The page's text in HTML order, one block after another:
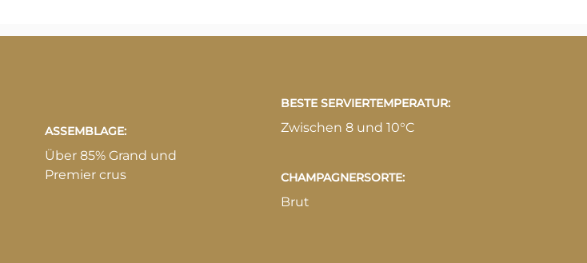
BESTE SERVIERTEMPERATUR:
Zwischen 8 und 10°C
ASSEMBLAGE:
Über 85% Grand und
Premier crus
CHAMPAGNERSORTE:
Brut